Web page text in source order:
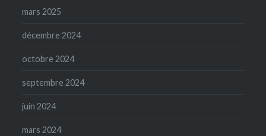
mars 2025
décembre 2024
octobre 2024
septembre 2024
juin 2024
mars 2024